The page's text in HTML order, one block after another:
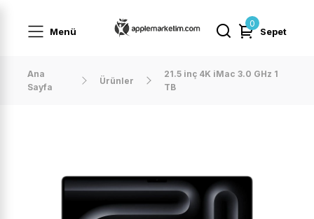
Menü Sepet
0
Ana
Sayfa
Ürünler
21.5 inç 4K iMac 3.0 GHz 1
TB